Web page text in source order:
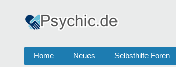
Home Neues Selbsthilfe Foren